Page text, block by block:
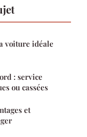
voiture idéale
: service
ou cassées
et